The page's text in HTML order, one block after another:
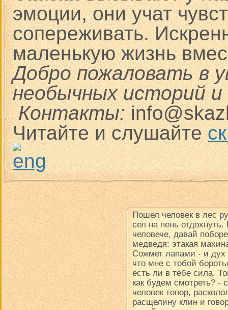
эмоции, они учат
сопереживать.
маленькую жизнь
Добро пожаловать в
необычных историй и
Контакты:
Читайте и слушайте
Пошел человек в лес
сел на пень
человече, давай
медведя: этакая
Сожмет лапами - и дух
что мне с тобой
есть ли в тебе сила.
как будем смотреть? -
человек топор,
расщелину клин и